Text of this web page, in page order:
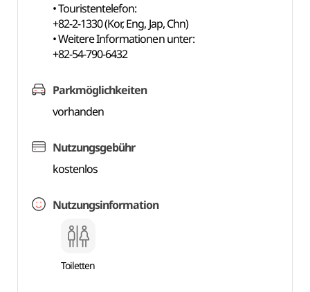
• Touristentelefon:
+82-2-1330 (Kor, Eng, Jap, Chn)
• Weitere Informationen unter:
+82-54-790-6432
Parkmöglichkeiten
vorhanden
Nutzungsgebühr
kostenlos
Nutzungsinformation
Toiletten